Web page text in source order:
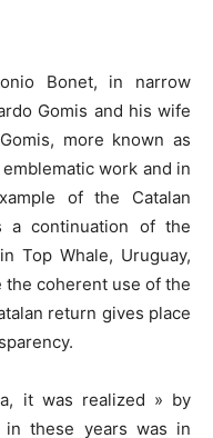
Bonet, in narrow
Gomis and his wife
more known as
work and in
of the Catalan
a continuation of the
Top Whale, Uruguay,
coherent use of the
return gives place
it was realized » by
in these years was in